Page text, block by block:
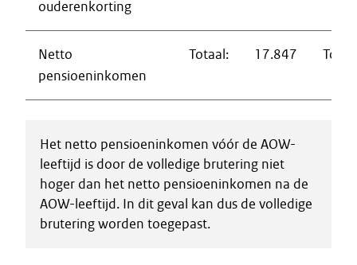
ouderenkorting
Netto
pensioeninkomen
Totaal: 17.847
Het netto pensioeninkomen vóór de AOW-
leeftijd is door de volledige brutering niet
hoger dan het netto pensioeninkomen na de
AOW-leeftijd. In dit geval kan dus de volledige
brutering worden toegepast.